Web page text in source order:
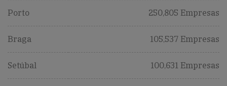
Porto 250,805 Empresas
Braga 105,537 Empresas
Setúbal 100,631 Empresas